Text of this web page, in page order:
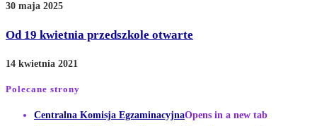
30 maja 2025
Od 19 kwietnia przedszkole otwarte
14 kwietnia 2021
Polecane strony
Centralna Komisja EgzaminacyjnaOpens in a new tab